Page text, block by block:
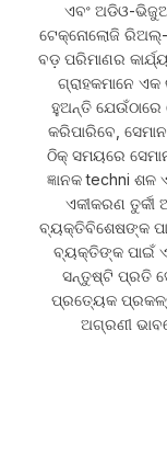
ଏବଂ ଅଡିଓ-
ଟେକ୍ନୋଲୋଜି ରିଅଲ୍-
ବଡ଼ ପରିମାଣର
ଗ୍ରାହକମାନେ
ହୁଅନ୍ତି
କରିପାରିବେ,
ଠିକ୍ ସମୟରେ
ଜ୍ଞାନକ techni
ଏକୀକରଣ
ବ୍ୟକ୍ତିବିଶେଷଙ୍କ
ବ୍ୟକ୍ତିଙ୍କ ପାଇଁ
ସନ୍ତୁଷ୍ଟି ପ୍ରତି
ପ୍ରତ୍ୟେକ
ଅଗ୍ରଣୀ